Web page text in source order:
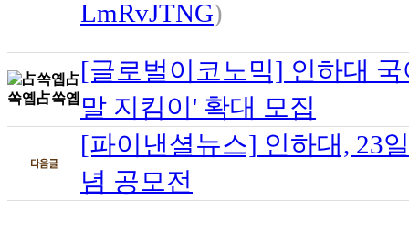
LmRvJTNG)
[글로벌이코노믹] 인하대
말 지킴이' 확대 모집
[파이낸셜뉴스] 인하대, 23
념 공모전